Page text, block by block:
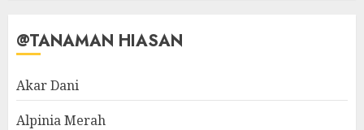
@TANAMAN HIASAN
Akar Dani
Alpinia Merah